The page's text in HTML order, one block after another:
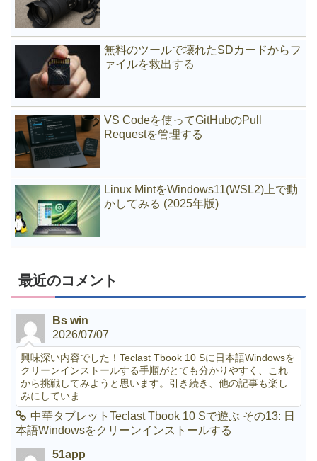
無料のツールで壊れたSDカードからフ
ァイルを救出する
VS Codeを使ってGitHubのPull
Requestを管理する
Linux MintをWindows11(WSL2)上で動
かしてみる (2025年版)
最近のコメント
Bs win
2026/07/07
興味深い内容でした！Teclast Tbook 10 Sに日本語Windowsを
クリーンインストールする手順がとても分かりやすく、これ
から挑戦してみようと思います。引き続き、他の記事も楽し
みにしていま...
中華タブレットTeclast Tbook 10 Sで遊ぶ その13: 日
本語Windowsをクリーンインストールする
51app